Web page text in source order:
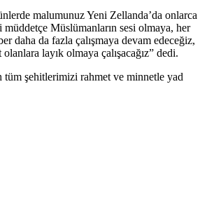
malumunuz Yeni Zellanda’da onlarca
Müslümanların sesi olmaya, her
daha da fazla çalışmaya devam edeceğiz,
layık olmaya çalışacağız” dedi.
tüm şehitlerimizi rahmet ve minnetle yad